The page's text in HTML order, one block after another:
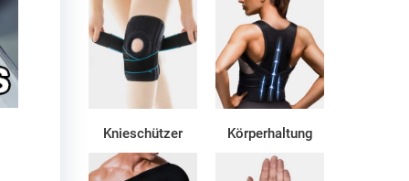
Knieschützer Körperhaltung